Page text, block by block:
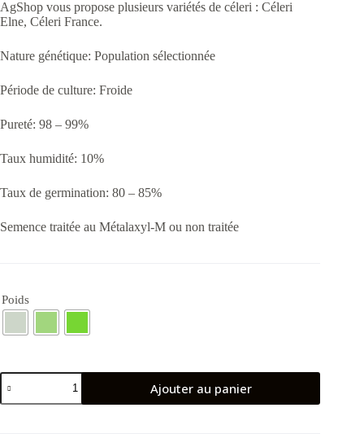
2.000CFA
AgShop vous propose plusieurs variétés de céleri : Céleri
Elne, Céleri France.
Nature génétique: Population sélectionnée
Période de culture: Froide
Pureté: 98 – 99%
Taux humidité: 10%
Taux de germination: 80 – 85%
Semence traitée au Métalaxyl-M ou non traitée
Poids
quantité
de
Céleri
Ajouter au panier